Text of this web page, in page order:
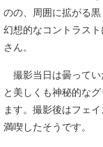
のの、周囲に拡がる
幻想的なコントラス
さん。
撮影当日は曇ってい
と美しくも神秘的な
ます。撮影後はフェ
満喫したそうです。